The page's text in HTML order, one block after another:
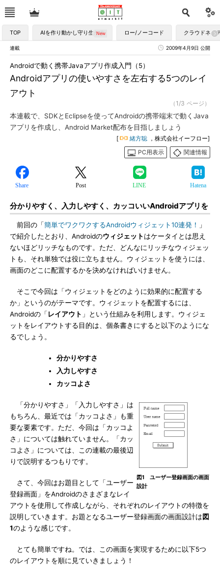
TOP AIを作り動かし守り生かす ロー/ノーコード クラウドネイ
連載 2009年4月9日 公開
Androidアプリの使いやすさを左右する5つのレイ
アウト
Androidで動く携帯Javaアプリ作成入門（5）
（1/3 ページ）
本連載で、SDKとEclipseを使ってAndroidの携帯端末で動くJava
アプリを作成し、Android Market配布を目指しましょう
[ 緒方聡 ，株式会社イーフロー]
PC用表示
関連情報
Share Post LINE Hatena
分かりやすく、入力しやすく、カッコいいAndroidアプリを
前回の「簡単でワクワクするAndroidウィジェット10連発！
」
で紹介したとおり、Androidのウィジェットはケータイとは思え
ないほどリッチなものです。ただ、どんなにリッチなウィジェッ
トも、それ単独では役に立ちません。ウィジェットを使うには、
画面のどこに配置するかを決めなければいけません。
そこで今回は「ウィジェットをどのように効果的に配置する
か」というのがテーマです。ウィジェットを配置するには、
Androidの「 レイアウト 」という仕組みを利用します。ウィジェ
ットをレイアウトする目的は、個条書きにすると以下のようにな
るでしょう。
分かりやすさ
入力しやすさ
カッコよさ
図1 ユーザー登録画面の画面
設計
「分かりやすさ」「入力しやすさ」は
もちろん、最近では「カッコよさ」も重
要な要素です。ただ、今回は「カッコよ
さ」については触れていません。「カッ
コよさ」については、この連載の最後辺
りで説明するつもりです。
さて、今回はお題目として「ユーザー
登録画面」をAndroidのさまざまなレイ
アウトを使用して作成しながら、それぞれのレイアウトの特徴を
説明していきます。お題となるユーザー登録画面の画面設計は図
1のような感じです。
とても簡単ですね。では、この画面を実現するために以下5つ
のレイアウトを順に見ていきましょう！